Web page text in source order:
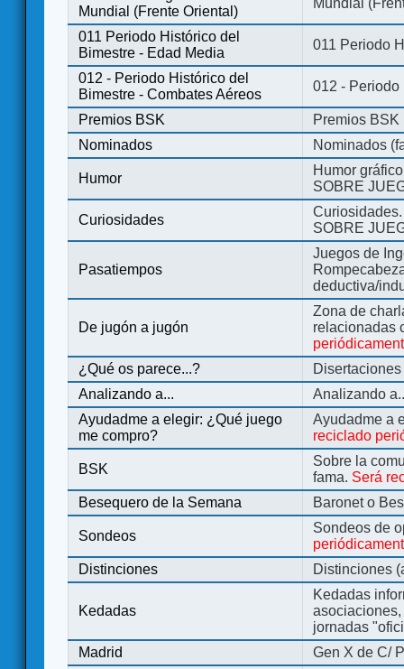
Mundial (Frente Oriental)
Mundial
011 Periodo Histórico del
Bimestre - Edad Media
011 Periodo
012 - Periodo Histórico del
Bimestre - Combates Aéreos
012 - Periodo
Premios BSK
Premios BSK
Nominados
Nominados
Humor
Humor
SOBRE
Curiosidades
SOBRE
Pasatiempos
Juegos de
deductiva/
De jugón a jugón
Zona de
relacionadas
¿Qué os parece...?
Analizando a...
Analizando
Ayudadme a elegir: ¿Qué juego
me compro?
Ayudadme a
reciclado
BSK
Sobre la
fama. Será
Besequero de la Semana
Baronet o
Sondeos
Sondeos de
Distinciones
Distinciones
Kedadas
Kedadas
jornadas
Madrid
Gen X de C/